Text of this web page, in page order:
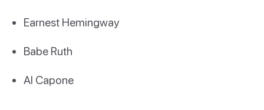
Earnest Hemingway
Babe Ruth
Al Capone